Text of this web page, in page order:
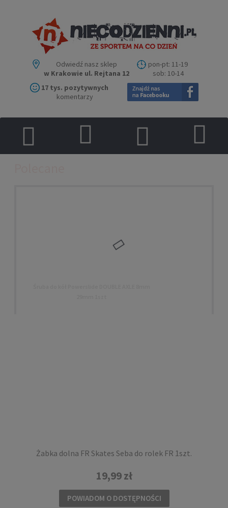
Odwiedź nasz sklep
w Krakowie ul. Rejtana 12
pon-pt: 11-19
sob: 10-14
17 tys. pozytywnych
komentarzy
Tulejki do łożysk Powerslide 8mm 8szt.
Żabka dolna FR Skates Seba do rolek FR 1szt.
19,99 zł
POWIADOM O DOSTĘPNOŚCI